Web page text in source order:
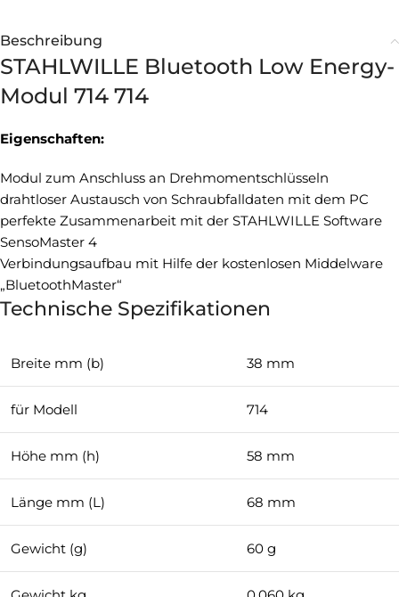
Beschreibung
STAHLWILLE Bluetooth Low Energy-
Modul 714 714
Eigenschaften:
Modul zum Anschluss an Drehmomentschlüsseln
drahtloser Austausch von Schraubfalldaten mit dem PC
perfekte Zusammenarbeit mit der STAHLWILLE Software
SensoMaster 4
Verbindungsaufbau mit Hilfe der kostenlosen Middelware
„BluetoothMaster“
Technische Spezifikationen
Breite mm (b) 38 mm
für Modell 714
Höhe mm (h) 58 mm
Länge mm (L) 68 mm
Gewicht (g) 60 g